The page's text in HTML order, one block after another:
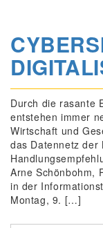
Durch die rasante
entstehen immer
Wirtschaft und
das Datennetz der
Arne Schönbohm,
in der
Montag, 9. […]